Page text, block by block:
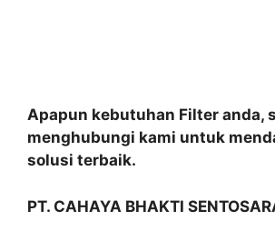
Apapun kebutuhan Filter anda,
menghubungi kami untuk
solusi terbaik.
PT. CAHAYA BHAKTI